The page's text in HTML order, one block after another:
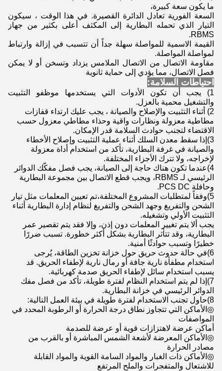
ما يكون سعة كبيرة،
السعة الفورية تعادل الدائرة القصيرة. في هذا الوقت ، سيكون
التيار الذي تحمله البطارية إلى المكثف أعلى بكثير من جهاز
RBMS.
القيمة الاسمية للمواصلة سهلة جداً أن تتسبب في إزالة وارتباط
لمواصلة المواصلة.
مقاومة الاتصال من الاتصال الملامس يزداد وتسخن أو لا يمكن
فصل الاتصال، مما يؤدي إلى حماية ثانوية
احتياطات السلامة:
1) يجب أن تكون الأدوات التي يستخدمها موظفو التثبيت
والتشغيل محمية بالعزل.
2) أثناء التثبيت والإصلاح والصيانة ، يجب عليك ارتداء قفازات
مطاطية معزولة ونظارات واقية وحذاء مطاطي معزول حسب
الاقتضاء لتجنب حوادث السلامة قدر الإمكان.
3)إذا سقط معدن السلك أثناء عملية التثبيت وإصلاح الأخطاء
والصيانة في غرفة البطارية، تأكد من استخدام أداة معزولة
لإخراجه، ولا تترك الأجزاء المختلفة.
4)عندما تكون هناك حاجة إلى الصيانة، يجب فصل مفكّك الدوائر
الرئيسي لـ RBMS، ويجب قطع الاتصال بين مجموعة البطارية
وحافلة PCS DC.
5)وفقاً لمتطلبات المشروع المختلفة،تم تعيين المعلمات مثل تيار
الشحن والتفريغ وجهد الشحن والتفريغ لنظام إدارة البطارية أثناء
التثبيت الأولي وتشغيله.
يجب ألا يتم تغيير المعلمات دون إذن، وإلا فقد يتم تقصير عمر
البطارية، وقد تتأثر البطارية بشكل أكثر خطورة. تسبب ضررًا
خطيرًا وتسبب حوادثًا أمنية.
6)في حالة حدوث حريق حول خزانة تخزين الطاقة، يُرجى
استخدام مطفأة نارية جافة أو رمال نارية لإطفاء الحريق. قد
يسبب استخدام سائل لإطفاء الحريق صدمة كهربائية.
7)إذا لم يتم استخدام النظام لفترة طويلة، تأكد من فصل مفك
الدوائر الرئيسي في خزانة البطارية.
8)حاول تجنب الاستخدام لفترة طويلة في بيئة العمل التالية:
◎الأماكن التي تتجاوز نطاق درجة الحرارة أو الرطوبة المحدد في
المواصفات
أماكن عرضة لاهتزازات قوية أو عرضة للصدمة
◎الأماكن المعرضة لأشعة الشمس المباشرة أو بالقرب من
مصادر الحرارة
◎الأماكن ذات الغبار والمواد السامة القوية والمواد القابلة
للاشتعال والمتفجرات والملح المرتفع